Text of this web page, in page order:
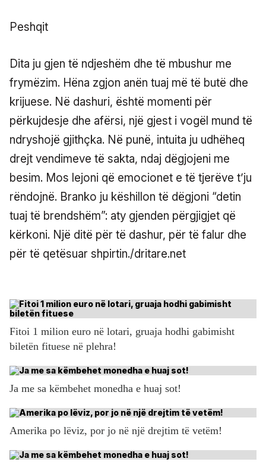
Peshqit
Dita ju gjen të ndjeshëm dhe të mbushur me
frymëzim. Hëna zgjon anën tuaj më të butë dhe
krijuese. Në dashuri, është momenti për
përkujdesje dhe afërsi, një gjest i vogël mund të
ndryshojë gjithçka. Në punë, intuita ju udhëheq
drejt vendimeve të sakta, ndaj dëgjojeni me
besim. Mos lejoni që emocionet e të tjerëve t’ju
rëndojnë. Branko ju këshillon të dëgjoni “detin
tuaj të brendshëm”: aty gjenden përgjigjet që
kërkoni. Një ditë për të dashur, për të falur dhe
për të qetësuar shpirtin./dritare.net
Fitoi 1 milion euro në lotari, gruaja hodhi gabimisht
biletën fituese në plehra!
Ja me sa këmbehet monedha e huaj sot!
Amerika po lëviz, por jo në një drejtim të vetëm!